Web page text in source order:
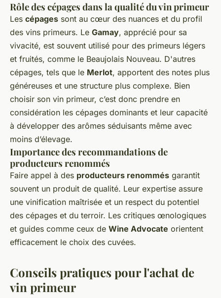
Rôle des cépages dans la qualité du vin primeur
Les cépages sont au cœur des nuances et du profil
des vins primeurs. Le Gamay, apprécié pour sa
vivacité, est souvent utilisé pour des primeurs légers
et fruités, comme le Beaujolais Nouveau. D'autres
cépages, tels que le Merlot, apportent des notes plus
généreuses et une structure plus complexe. Bien
choisir son vin primeur, c’est donc prendre en
considération les cépages dominants et leur capacité
à développer des arômes séduisants même avec
moins d’élevage.
Importance des recommandations de
producteurs renommés
Faire appel à des producteurs renommés garantit
souvent un produit de qualité. Leur expertise assure
une vinification maîtrisée et un respect du potentiel
des cépages et du terroir. Les critiques œnologiques
et guides comme ceux de Wine Advocate orientent
efficacement le choix des cuvées.
Conseils pratiques pour l'achat de
vin primeur